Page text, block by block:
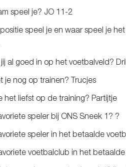
speel je? JO 11-2
speel je en waar speel je
al goed in op het voetbalveld?
je nog op trainen? Trucjes
het liefst op de training? Partijtje
speler bij ONS Sneek 1? ?
speler in het betaalde
voetbalclub in het